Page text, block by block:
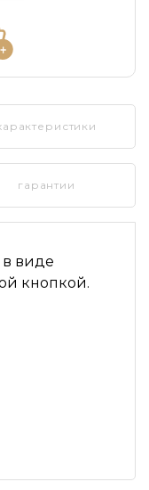
гарантии
в виде
кнопкой.